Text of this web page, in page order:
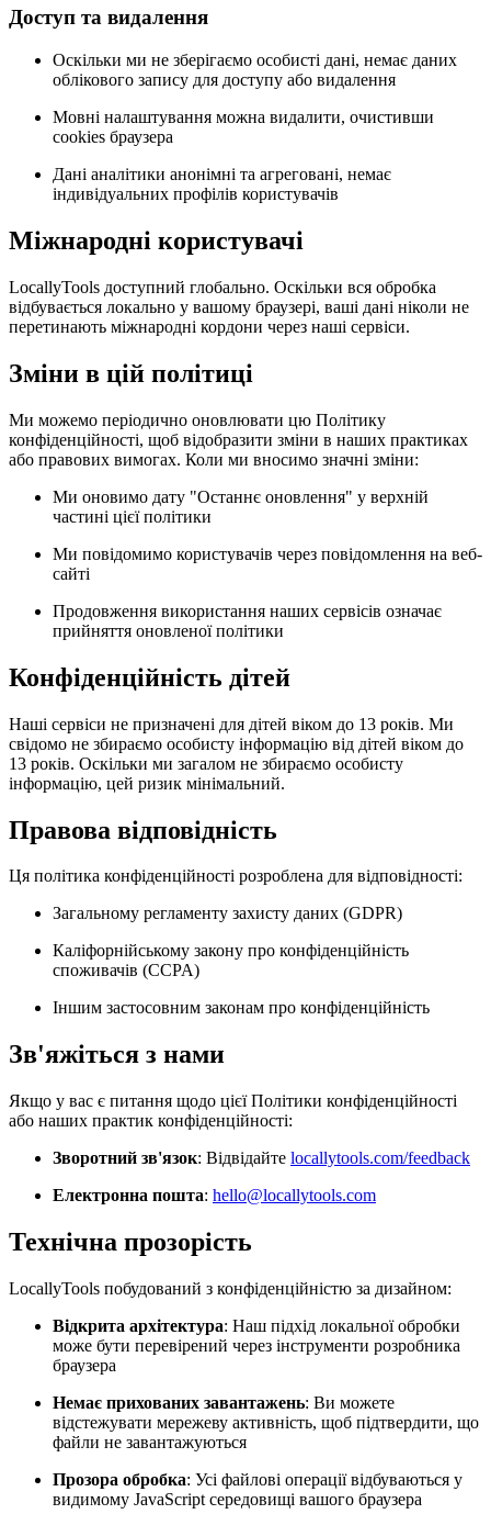
Доступ та видалення
Оскільки ми не зберігаємо особисті дані, немає даних
облікового запису для доступу або видалення
Мовні налаштування можна видалити, очистивши
cookies браузера
Дані аналітики анонімні та агреговані, немає
індивідуальних профілів користувачів
Міжнародні користувачі
LocallyTools доступний глобально. Оскільки вся обробка
відбувається локально у вашому браузері, ваші дані ніколи не
перетинають міжнародні кордони через наші сервіси.
Зміни в цій політиці
Ми можемо періодично оновлювати цю Політику
конфіденційності, щоб відобразити зміни в наших практиках
або правових вимогах. Коли ми вносимо значні зміни:
Ми оновимо дату "Останнє оновлення" у верхній
частині цієї політики
Ми повідомимо користувачів через повідомлення на веб-
сайті
Продовження використання наших сервісів означає
прийняття оновленої політики
Конфіденційність дітей
Наші сервіси не призначені для дітей віком до 13 років. Ми
свідомо не збираємо особисту інформацію від дітей віком до
13 років. Оскільки ми загалом не збираємо особисту
інформацію, цей ризик мінімальний.
Правова відповідність
Ця політика конфіденційності розроблена для відповідності:
Загальному регламенту захисту даних (GDPR)
Каліфорнійському закону про конфіденційність
споживачів (CCPA)
Іншим застосовним законам про конфіденційність
Зв'яжіться з нами
Якщо у вас є питання щодо цієї Політики конфіденційності
або наших практик конфіденційності:
Зворотний зв'язок: Відвідайте locallytools.com/feedback
Електронна пошта: hello@locallytools.com
Технічна прозорість
LocallyTools побудований з конфіденційністю за дизайном:
Відкрита архітектура: Наш підхід локальної обробки
може бути перевірений через інструменти розробника
браузера
Немає прихованих завантажень: Ви можете
відстежувати мережеву активність, щоб підтвердити, що
файли не завантажуються
Прозора обробка: Усі файлові операції відбуваються у
видимому JavaScript середовищі вашого браузера